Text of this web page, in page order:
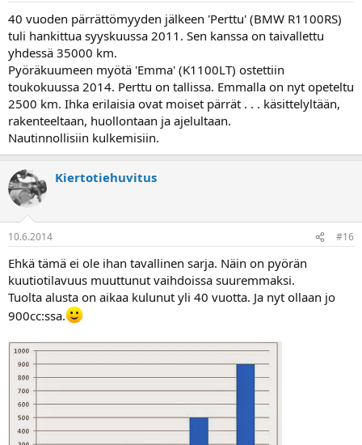
40 vuoden pärrättömyyden jälkeen 'Perttu' (BMW R1100RS)
tuli hankittua syyskuussa 2011. Sen kanssa on taivallettu
yhdessä 35000 km.
Pyöräkuumeen myötä 'Emma' (K1100LT) ostettiin
toukokuussa 2014. Perttu on tallissa. Emmalla on nyt opeteltu
2500 km. Ihka erilaisia ovat moiset pärrät . . . käsittelyltään,
rakenteeltaan, huollontaan ja ajelultaan.
Nautinnollisiin kulkemisiin.
Kiertotiehuvitus
10.6.2014 #16
Ehkä tämä ei ole ihan tavallinen sarja. Näin on pyörän
kuutiotilavuus muuttunut vaihdoissa suuremmaksi.
Tuolta alusta on aikaa kulunut yli 40 vuotta. Ja nyt ollaan jo
900cc:ssa.